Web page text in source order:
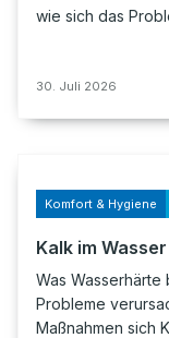
wie sich das
30. Juli 2026
Komfort & Hygiene
Kalk im Wasser
Was Wasserhärte
Probleme
Maßnahmen sich